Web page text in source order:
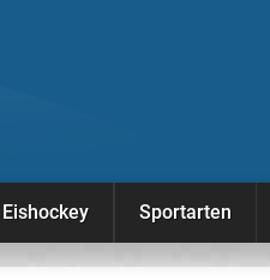
Eishockey Sportarten